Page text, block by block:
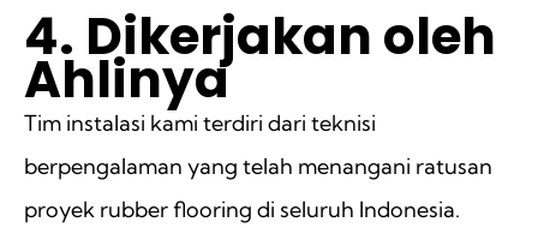
4. Dikerjakan oleh
Ahlinya
Tim instalasi kami terdiri dari teknisi
berpengalaman yang telah menangani ratusan
proyek rubber flooring di seluruh Indonesia.